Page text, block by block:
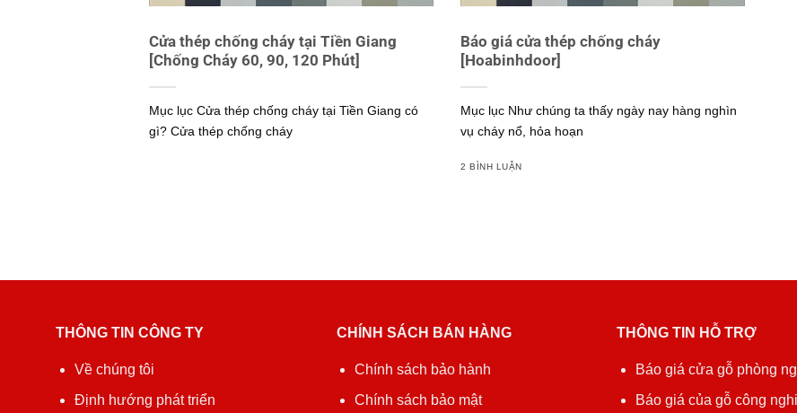
Cửa thép chống cháy tại Tiền Giang
[Chống Cháy 60, 90, 120 Phút]
Mục lục Cửa thép chống cháy tại Tiền Giang có
gì? Cửa thép chống cháy
Báo giá cửa thép chống cháy
[Hoabinhdoor]
Mục lục Như chúng ta thấy ngày nay hàng nghìn
vụ cháy nổ, hỏa hoạn
2 BÌNH LUẬN
THÔNG TIN CÔNG TY
Về chúng tôi
Định hướng phát triển
CHÍNH SÁCH BÁN HÀNG
Chính sách bảo hành
Chính sách bảo mật
THÔNG TIN HỖ TRỢ
Báo giá cửa gỗ phòng
Báo giá của gỗ công